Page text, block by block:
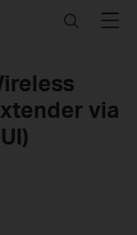
SearchMenu
via